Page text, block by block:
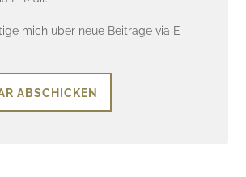
mich über neue Beiträge via E-